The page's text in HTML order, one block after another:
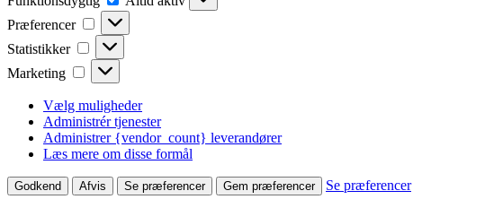
Præferencer
Præferencer
Statistikker Statistikker
Marketing Marketing
Vælg muligheder
Administrér tjenester
Administrer {vendor_count} leverandører
Læs mere om disse formål
Godkend Afvis Se præferencer Gem præferencer Se præferencer